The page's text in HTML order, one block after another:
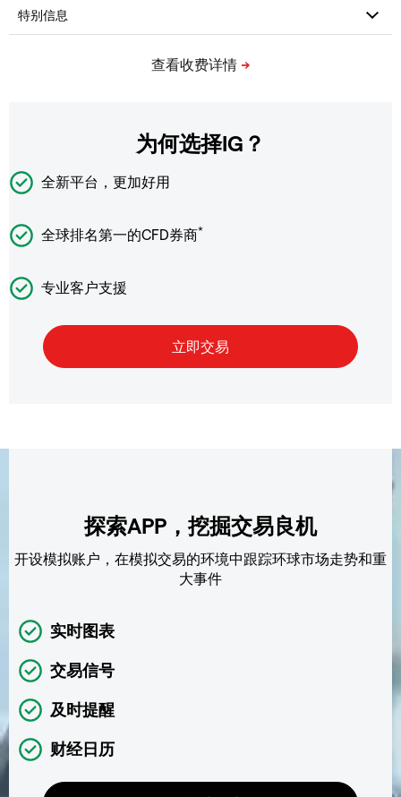
为何选择IG？
全新平台，更加好用
全球排名第一的CFD券商*
专业客户支援
探索APP，挖掘交易良机
开设模拟账户，在模拟交易的环境中跟踪环球市场走势和重
大事件
实时图表
交易信号
及时提醒
财经日历